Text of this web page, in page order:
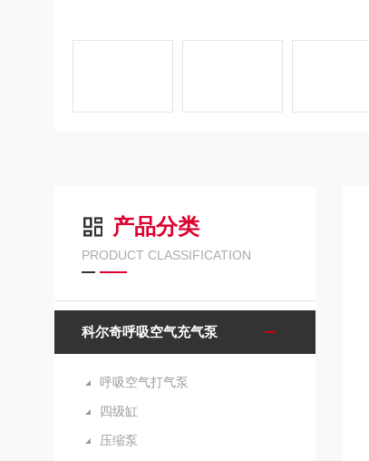
产品分类
PRODUCT CLASSIFICATION
科尔奇呼吸空气充气泵
呼吸空气打气泵
四级缸
压缩泵